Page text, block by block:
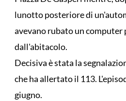
lunotto posteriore di
avevano rubato un
dall'abitacolo.
Decisiva è stata la
che ha allertato il 113.
giugno.